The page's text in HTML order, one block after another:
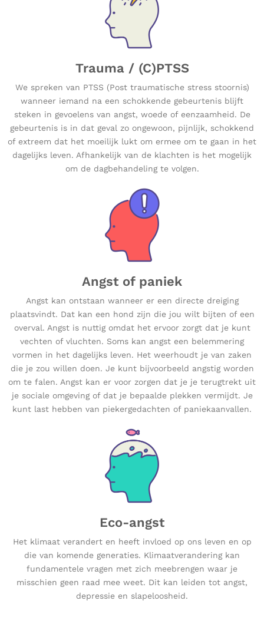
Trauma / (C)PTSS
We spreken van PTSS (Post traumatische stress stoornis)
wanneer iemand na een schokkende gebeurtenis blijft
steken in gevoelens van angst, woede of eenzaamheid. De
gebeurtenis is in dat geval zo ongewoon, pijnlijk, schokkend
of extreem dat het moeilijk lukt om ermee om te gaan in het
dagelijks leven. Afhankelijk van de klachten is het mogelijk
om de dagbehandeling te volgen.
Angst of paniek
Angst kan ontstaan wanneer er een directe dreiging
plaatsvindt. Dat kan een hond zijn die jou wilt bijten of een
overval. Angst is nuttig omdat het ervoor zorgt dat je kunt
vechten of vluchten. Soms kan angst een belemmering
vormen in het dagelijks leven. Het weerhoudt je van zaken
die je zou willen doen. Je kunt bijvoorbeeld angstig worden
om te falen. Angst kan er voor zorgen dat je je terugtrekt uit
je sociale omgeving of dat je bepaalde plekken vermijdt. Je
kunt last hebben van piekergedachten of paniekaanvallen.
Eco-angst
Het klimaat verandert en heeft invloed op ons leven en op
die van komende generaties. Klimaatverandering kan
fundamentele vragen met zich meebrengen waar je
misschien geen raad mee weet. Dit kan leiden tot angst,
depressie en slapeloosheid.